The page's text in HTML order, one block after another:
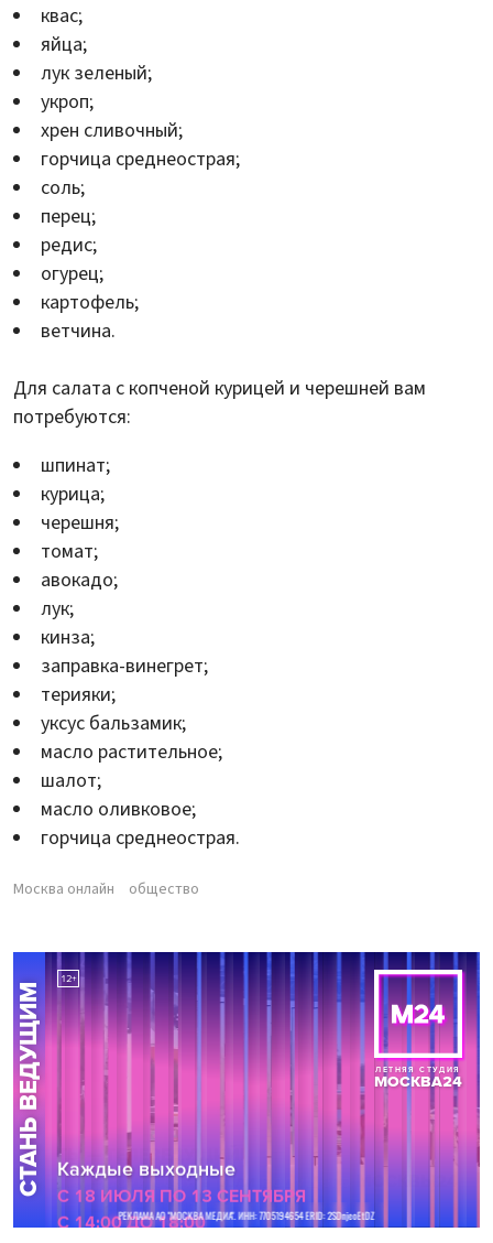
квас;
яйца;
лук зеленый;
укроп;
хрен сливочный;
горчица среднеострая;
соль;
перец;
редис;
огурец;
картофель;
ветчина.
Для салата с копченой курицей и черешней вам
потребуются:
шпинат;
курица;
черешня;
томат;
авокадо;
лук;
кинза;
заправка-винегрет;
терияки;
уксус бальзамик;
масло растительное;
шалот;
масло оливковое;
горчица среднеострая.
Москва онлайн общество